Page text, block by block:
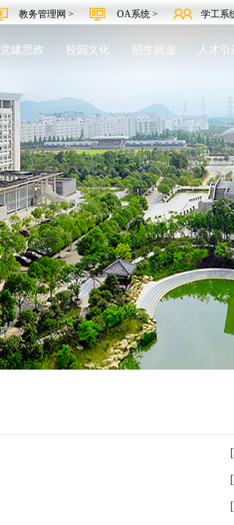
教务管理网 > OA系统 > 学工系
党建思政 校园文化 招生就业 人才引